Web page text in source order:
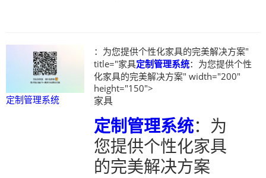
定制管理系统
：为您提供个性化家具的完美解决方案"
title="家具定制管理系统：为您提供个性
化家具的完美解决方案" width="200"
height="150">
家具
定制管理系统：为
您提供个性化家具
的完美解决方案